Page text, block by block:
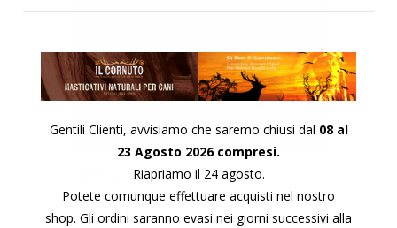
BLOCCHETTO IN RADICA DI
ACERO STABILIZZATO 125X42X26
MM.
Gentili Clienti, avvisiamo che saremo chiusi dal 08 al
23 Agosto 2026 compresi.
Riapriamo il 24 agosto.
Potete comunque effettuare acquisti nel nostro
shop. Gli ordini saranno evasi nei giorni successivi alla